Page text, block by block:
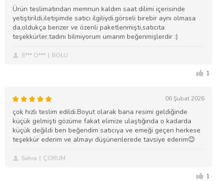
Ürün teslimatından memnun kaldım saat dilimi içerisinde
yetiştirildi,iletişimde satıcı ilgiliydi.görseli birebir aynı olmasa
da,oldukça benzer ve özenli paketlenmişti,satıcıta
teşekkürler.tadını bilmiyorum umarım beğenmişlerdir :)
S*** O*** BOLU
1
06 Şubat 2026
çok hızlı teslim edildi.Boyut olarak bana resimi geldiğinde
küçük gelmişti gözüme fakat elimize ulaştığında o kadarda
küçük değildi ben beğendim satıcıya ve emeği geçen herkese
teşekkür ederim ve almayı düşünenlerede tavsiye ederim😊
Sahra ÇORUM
1